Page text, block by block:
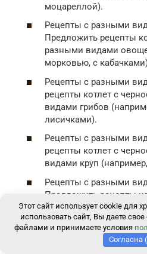
моцареллой).
Рецепты с разными
Предложить рецепты
разными видами
морковью, с
Рецепты с разными
рецепты котлет с
видами грибов
лисичками).
Рецепты с разными
рецепты котлет с
видами круп
Рецепты с разными
Предложить рецепты
разными видами
фасолью, с горохом).
Рецепты с разными
Этот сайт использует cookie для
использовать сайт, Вы даете
файлами и принимаете условия
Согласна